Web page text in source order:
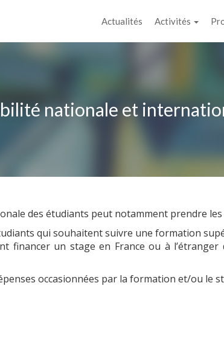
Actualités Activités
nationale et
des étudiants peut notamment prendre
qui souhaitent suivre une formation
financer un stage en France ou à
occasionnées par la formation et/ou le